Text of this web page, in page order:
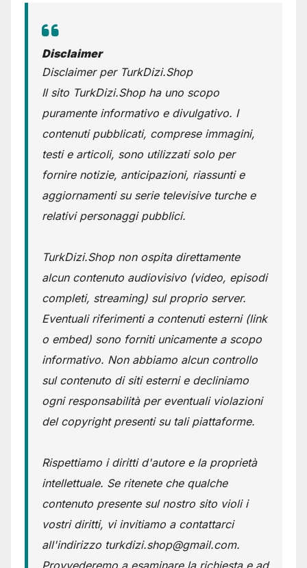
Disclaimer
Disclaimer per TurkDizi.Shop
Il sito TurkDizi.Shop ha uno scopo
puramente informativo e divulgativo. I
contenuti pubblicati, comprese immagini,
testi e articoli, sono utilizzati solo per
fornire notizie, anticipazioni, riassunti e
aggiornamenti su serie televisive turche e
relativi personaggi pubblici.
TurkDizi.Shop non ospita direttamente
alcun contenuto audiovisivo (video, episodi
completi, streaming) sul proprio server.
Eventuali riferimenti a contenuti esterni (link
o embed) sono forniti unicamente a scopo
informativo. Non abbiamo alcun controllo
sul contenuto di siti esterni e decliniamo
ogni responsabilità per eventuali violazioni
del copyright presenti su tali piattaforme.
Rispettiamo i diritti d'autore e la proprietà
intellettuale. Se ritenete che qualche
contenuto presente sul nostro sito violi i
vostri diritti, vi invitiamo a contattarci
all'indirizzo turkdizi.shop@gmail.com.
Provvederemo a esaminare la richiesta e ad